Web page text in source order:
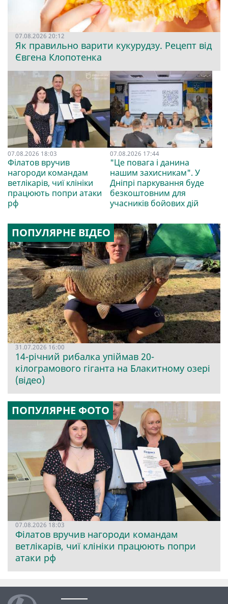
07.08.2026 20:12
Як правильно варити кукурудзу. Рецепт від
Євгена Клопотенка
07.08.2026 18:03
Філатов вручив
нагороди командам
ветлікарів, чиї клініки
працюють попри атаки
рф
07.08.2026 17:44
"Це повага і данина
нашим захисникам". У
Дніпрі паркування буде
безкоштовним для
учасників бойових дій
ПОПУЛЯРНЕ ВІДЕО
31.07.2026 16:00
14-річний рибалка упіймав 20-
кілограмового гіганта на Блакитному озері
(відео)
ПОПУЛЯРНЕ ФОТО
07.08.2026 18:03
Філатов вручив нагороди командам
ветлікарів, чиї клініки працюють попри
атаки рф